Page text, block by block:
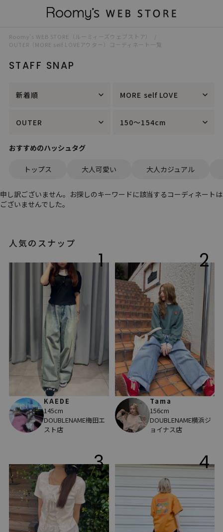
Roomy’s WEB STORE（ルーミィーズウェブストア）
OUTER（MORE self LOVEアウター）コーディネート一覧
STAFF SNAP
新着順 MORE self LOVE
OUTER 150～154cm
おすすめのハッシュタグ
トップス 大人可愛い 大人カジュアル
申し訳ございません。お探しのキーワードに該当するコーディネートは
ございませんでした。
人気のスナップ
1
KAEDE
145cm
DOUBLENAME梅田エ
スト店
2
Tama
156cm
DOUBLENAME横浜ジ
ョイナス店
3 4